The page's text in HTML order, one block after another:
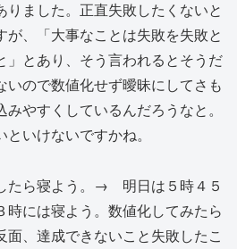
ました。正直失敗したくないと
が、「大事なことは失敗を失敗と
」とあり、そう言われるとそうだ
いので数値化せず曖昧にしてさも
やすくしているんだろうなと。
いけないですかね。
たら寝よう。→ 明日は５時４５
時には寝よう。数値化してみたら
、達成できないこと失敗したこ